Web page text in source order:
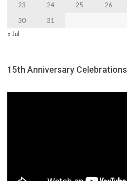
23
24 25 26
30
31
« Jul
15th Anniversary Celebrations